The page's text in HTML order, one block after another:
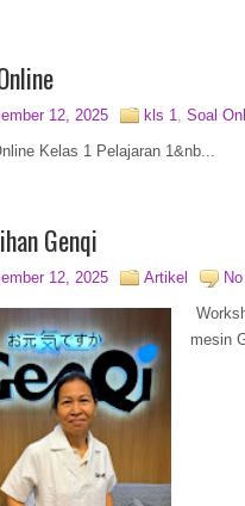
12, 2025 kls 1, Soal
Kelas 1 Pelajaran 1&nb...
Genqi
12, 2025 Artikel
mesin